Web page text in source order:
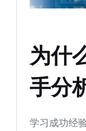
为什
手分
学习成功经